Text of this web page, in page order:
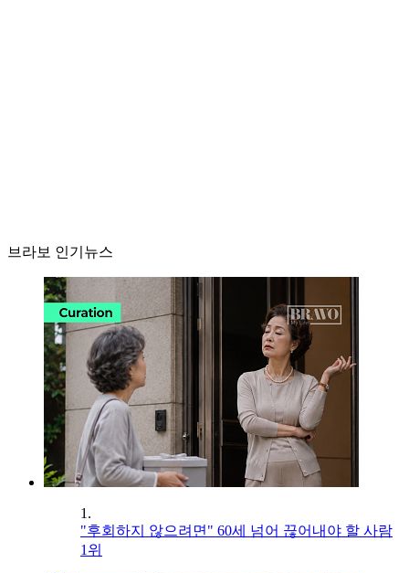
브라보 인기뉴스
1.
"후회하지 않으려면" 60세 넘어 끊어내야 할 사람
1위